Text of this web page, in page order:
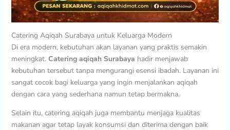
Catering Aqiqah Surabaya untuk Keluarga Modern
Di era modern, kebutuhan akan layanan yang praktis semakin
meningkat. Catering aqiqah Surabaya hadir menjawab
kebutuhan tersebut tanpa mengurangi esensi ibadah. Layanan ini
sangat cocok bagi keluarga yang ingin menjalankan aqiqah
dengan cara yang sederhana namun tetap bermakna.
Selain itu, catering aqiqah juga membantu menjaga kualitas
makanan agar tetap layak konsumsi dan diterima dengan baik